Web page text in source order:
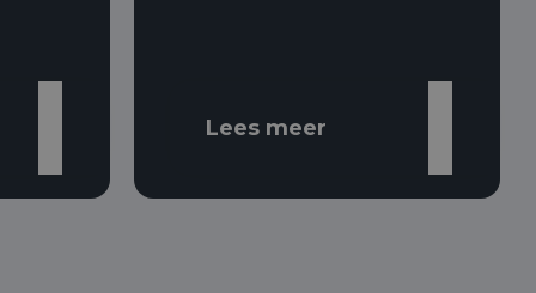
Lees meer